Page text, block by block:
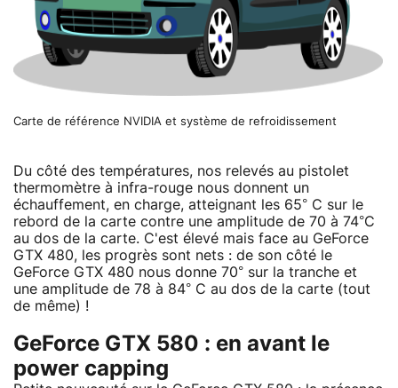
Carte de référence NVIDIA et système de refroidissement
Du côté des températures, nos relevés au pistolet
thermomètre à infra-rouge nous donnent un
échauffement, en charge, atteignant les 65° C sur le
rebord de la carte contre une amplitude de 70 à 74°C
au dos de la carte. C'est élevé mais face au GeForce
GTX 480, les progrès sont nets : de son côté le
GeForce GTX 480 nous donne 70° sur la tranche et
une amplitude de 78 à 84° C au dos de la carte (tout
de même) !
GeForce GTX 580 : en avant le
power capping